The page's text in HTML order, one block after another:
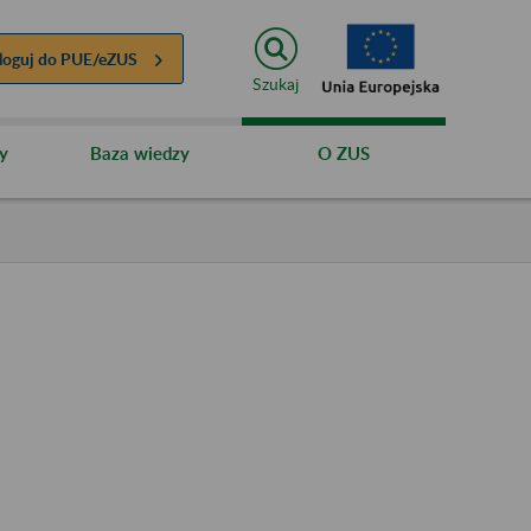
do PUE/eZUS
Szukaj
Baza wiedzy O ZUS